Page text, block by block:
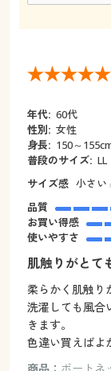
年代: 60代
性別: 女性
身長: 150～
普段のサイズ: LL
サイズ感 小さい
品質
お買い得感
使いやすさ
肌触りがとて
柔らかく肌触り
洗濯しても風合
きます。
色違い買えばよ
商品： ボートネ